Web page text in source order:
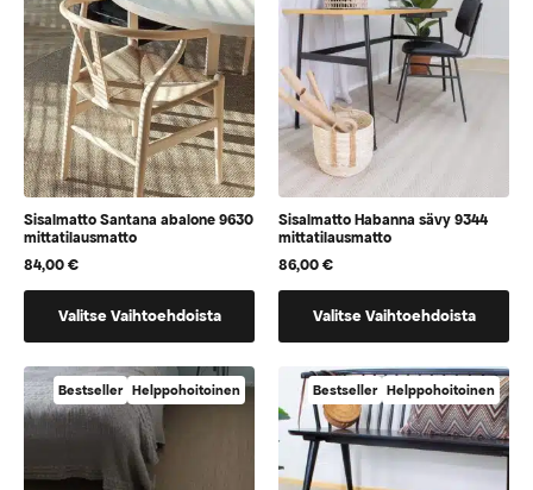
Sisalmatto Santana abalone 9630
mittatilausmatto
84,00€
Valitse Vaihtoehdoista
vaihtoehtoja,
jotka
voidaan
Sisalmatto Habanna sävy 9344
mittatilausmatto
86,00€
Valitse Vaihtoehdoista
vaihtoehtoja,
jotka
voidaan
valita
Bestseller Helppohoitoinen Bestseller Helppohoitoinen